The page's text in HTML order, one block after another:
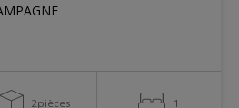
2pièces 1